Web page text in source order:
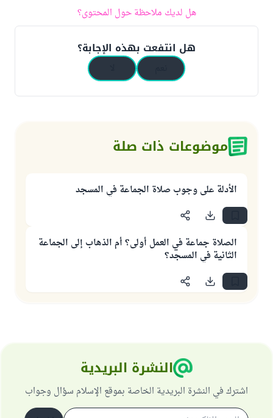
هل لديك ملاحظة حول المحتوى؟
هل انتفعت بهذه الإجابة؟
موضوعات ذات صلة
الأدلة على وجوب صلاة الجماعة في المسجد
الصلاة جماعة في العمل أولى؟ أم الذهاب إلى الجماعة
الثانية في المسجد؟
النشرة البريدية
اشترك في النشرة البريدية الخاصة بموقع الإسلام سؤال وجواب